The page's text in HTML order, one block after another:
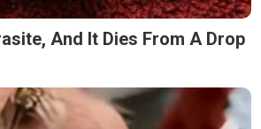
And It Dies From A Drop